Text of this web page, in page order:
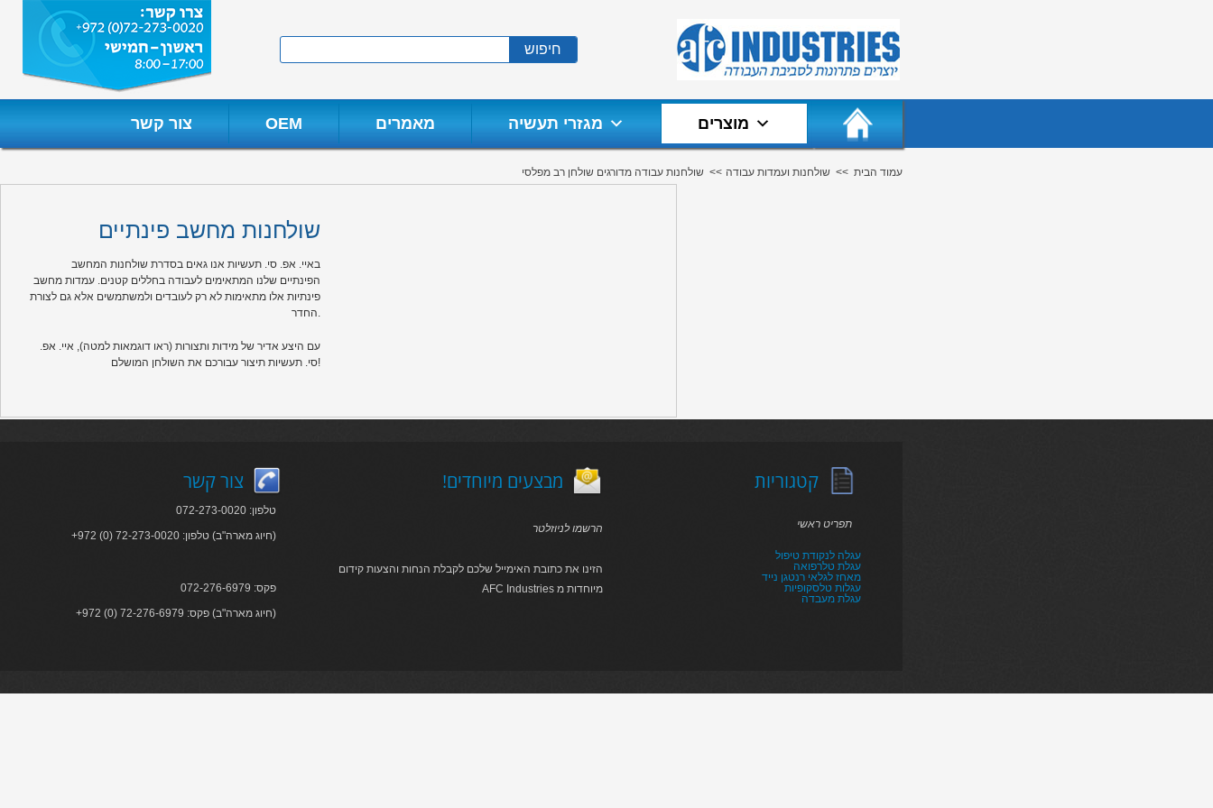
content
חיפוש
צור קשר OEM מאמרים מגזרי תעשיה מוצרים
שולחנות עבודה מדורגים שולחן רב מפלסי << שולחנות ועמדות עבודה << עמוד הבית
שולחנות מחשב פינתיים
באיי. אפ. סי. תעשיות אנו גאים בסדרת שולחנות המחשב
הפינתיים שלנו המתאימים לעבודה בחללים קטנים. עמדות מחשב
פינתיות אלו מתאימות לא רק לעובדים ולמשתמשים אלא גם לצורת
החדר.
עם היצע אדיר של מידות ותצורות (ראו דוגמאות למטה), איי. אפ.
סי. תעשיות תיצור עבורכם את השולחן המושלם!
צור קשר
טלפון: 072-273-0020
+972 (0) 72-273-0020 :חיוג מארה"ב) טלפון)
פקס: 072-276-6979
+972 (0) 72-276-6979 :חיוג מארה"ב) פקס)
!מבצעים מיוחדים
הרשמו לניוזלטר
הזינו את כתובת האימייל שלכם לקבלת הנחות והצעות קידום
AFC Industries מיוחדות מ
קטגוריות
תפריט ראשי
עגלה לנקודת טיפול
עגלת טלרפואה
מאחז לגלאי רנטגן נייד
עגלות טלסקופיות
עגלת מעבדה